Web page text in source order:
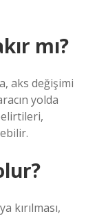
mı?
aks değişimi
yolda
kırılması,